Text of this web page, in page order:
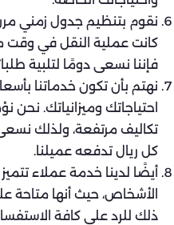
نقوم بتنظيم جدول زمني
كانت عملية النقل في وقت
فإننا نسعى دومًا لتلبية
نهتم بأن تكون خدماتنا
احتياجاتك وميزانياتك. نحن
تكاليف مرتفعة، ولذلك
كل ريال تدفعه عميلنا.
أيضًا لدينا خدمة عملاء
ذلك للرد على كافة